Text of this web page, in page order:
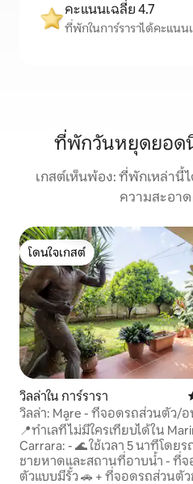
คะแนนเฉลี่ย 4.7
ที่พักในการ์ราราได้คะแนน
ที่พักวันหยุดยอดนิ
เกสต์เห็นพ้อง: ที่พักเหล่านี้
ความสะอา
โดนใจเกสต์
โดนใจเกสต์
วิลล่าใน การ์รารา
วิลล่า: Mare - ที่จอดรถส่วนตัว/
นำสัตว์เลี้ยงเข้าพักได้
📍ทำเลที่ไม่มีใครเทียบได้ใน
Carrara: - 🌊 ใช้เวลา 5 นาทีโดยรถยนต์จาก
ชายหาดและสถานที่อาบน้ำ - ที่
ตัวแบบมีรั้ว 🚗 + ที่จอดรถส่วนตั